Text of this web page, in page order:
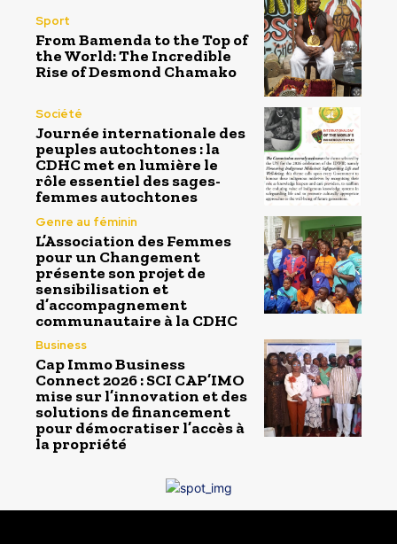
Sport
From Bamenda to the Top of
the World: The Incredible
Rise of Desmond Chamako
Société
Journée internationale des
peuples autochtones : la
CDHC met en lumière le
rôle essentiel des sages-
femmes autochtones
Genre au féminin
L’Association des Femmes
pour un Changement
présente son projet de
sensibilisation et
d’accompagnement
communautaire à la CDHC
Business
Cap Immo Business
Connect 2026 : SCI CAP’IMO
mise sur l’innovation et des
solutions de financement
pour démocratiser l’accès à
la propriété